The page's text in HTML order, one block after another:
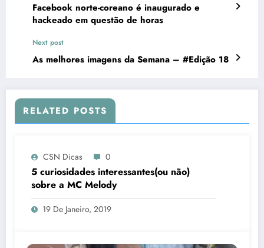
Facebook norte-coreano é inaugurado e
hackeado em questão de horas
Next post
As melhores imagens da Semana – #Edição 18
RELATED POSTS
CSN Dicas 0
5 curiosidades interessantes(ou não)
sobre a MC Melody
19 De Janeiro, 2019